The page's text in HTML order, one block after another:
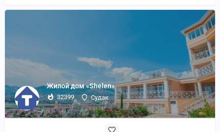
Жилой дом «Shelen»
32399 Судак